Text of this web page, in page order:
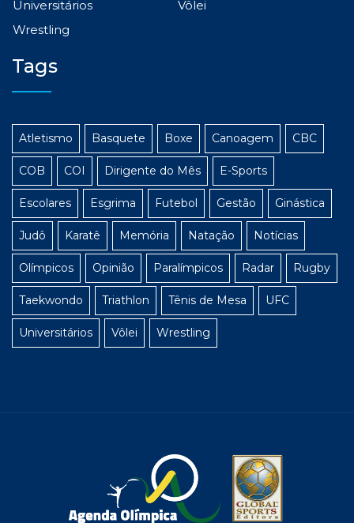
Universitários
Vôlei
Wrestling
Tags
Atletismo Basquete Boxe Canoagem CBC
COB COI Dirigente do Mês E-Sports
Escolares Esgrima Futebol Gestão Ginástica
Judô Karatê Memória Natação Notícias
Olímpicos Opinião Paralímpicos Radar Rugby
Taekwondo Triathlon Tênis de Mesa UFC
Universitários Vôlei Wrestling